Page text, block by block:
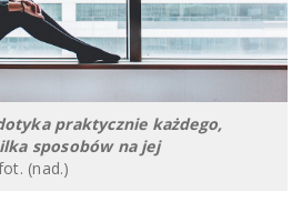
praktycznie każdego,
sposobów na jej
(nad.)